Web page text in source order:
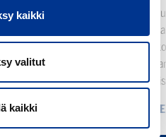
kaikki
valitut
kaikki
hands-on learning
Tuttu ja
tehnyt